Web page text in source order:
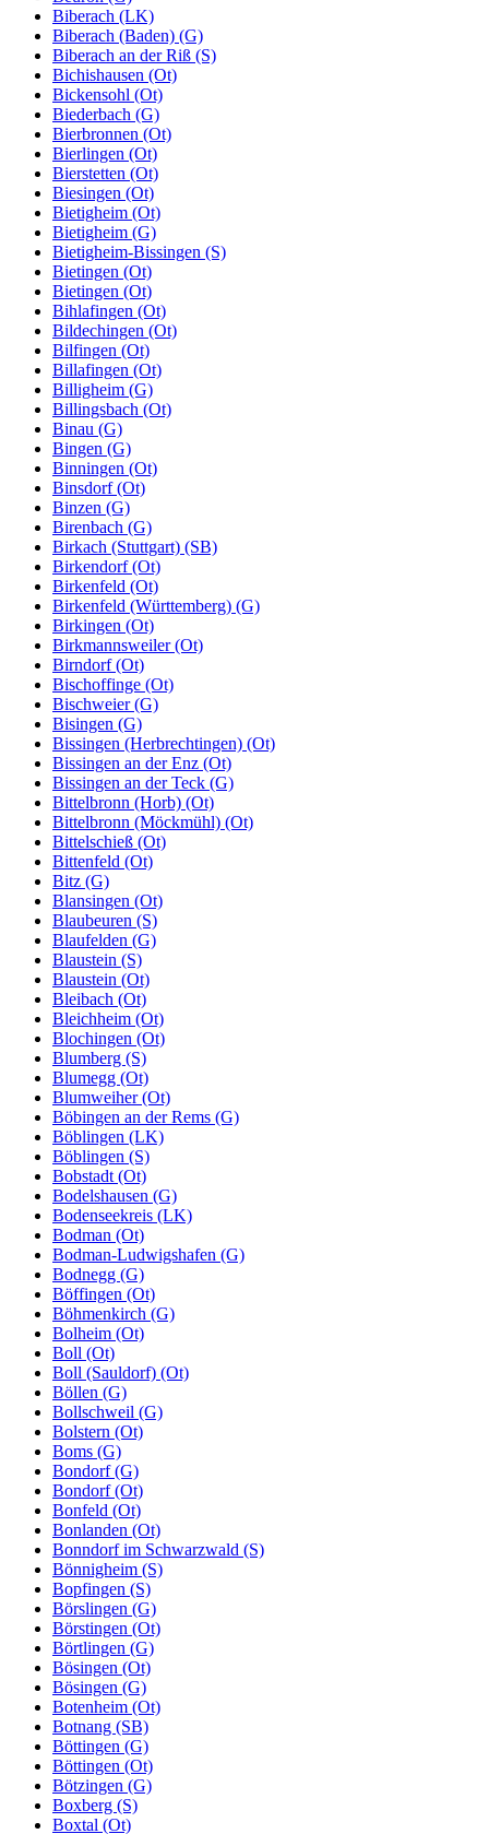
Biberach (LK)
Biberach (Baden) (G)
Biberach an der Riß (S)
Bichishausen (Ot)
Bickensohl (Ot)
Biederbach (G)
Bierbronnen (Ot)
Bierlingen (Ot)
Bierstetten (Ot)
Biesingen (Ot)
Bietigheim (Ot)
Bietigheim (G)
Bietigheim-Bissingen (S)
Bietingen (Ot)
Bietingen (Ot)
Bihlafingen (Ot)
Bildechingen (Ot)
Bilfingen (Ot)
Billafingen (Ot)
Billigheim (G)
Billingsbach (Ot)
Binau (G)
Bingen (G)
Binningen (Ot)
Binsdorf (Ot)
Binzen (G)
Birenbach (G)
Birkach (Stuttgart) (SB)
Birkendorf (Ot)
Birkenfeld (Ot)
Birkenfeld (Württemberg) (G)
Birkingen (Ot)
Birkmannsweiler (Ot)
Birndorf (Ot)
Bischoffinge (Ot)
Bischweier (G)
Bisingen (G)
Bissingen (Herbrechtingen) (Ot)
Bissingen an der Enz (Ot)
Bissingen an der Teck (G)
Bittelbronn (Horb) (Ot)
Bittelbronn (Möckmühl) (Ot)
Bittelschieß (Ot)
Bittenfeld (Ot)
Bitz (G)
Blansingen (Ot)
Blaubeuren (S)
Blaufelden (G)
Blaustein (S)
Blaustein (Ot)
Bleibach (Ot)
Bleichheim (Ot)
Blochingen (Ot)
Blumberg (S)
Blumegg (Ot)
Blumweiher (Ot)
Böbingen an der Rems (G)
Böblingen (LK)
Böblingen (S)
Bobstadt (Ot)
Bodelshausen (G)
Bodenseekreis (LK)
Bodman (Ot)
Bodman-Ludwigshafen (G)
Bodnegg (G)
Böffingen (Ot)
Böhmenkirch (G)
Bolheim (Ot)
Boll (Ot)
Boll (Sauldorf) (Ot)
Böllen (G)
Bollschweil (G)
Bolstern (Ot)
Boms (G)
Bondorf (G)
Bondorf (Ot)
Bonfeld (Ot)
Bonlanden (Ot)
Bonndorf im Schwarzwald (S)
Bönnigheim (S)
Bopfingen (S)
Börslingen (G)
Börstingen (Ot)
Börtlingen (G)
Bösingen (Ot)
Bösingen (G)
Botenheim (Ot)
Botnang (SB)
Böttingen (G)
Böttingen (Ot)
Bötzingen (G)
Boxberg (S)
Boxtal (Ot)